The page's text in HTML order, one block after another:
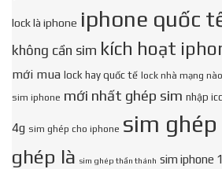
lock là iphone iphone quốc
không cần sim kích hoạt
mới mua lock hay quốc tế lock nhà mạng nào
sim iphone mới nhất ghép sim nhập
4g sim ghép cho iphone sim
ghép là sim ghép thần thánh sim iphone